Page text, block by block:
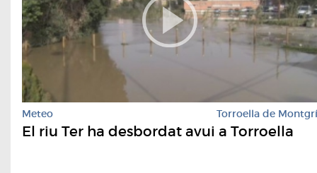
Meteo Torroella de Montgrí
El riu Ter ha desbordat avui a Torroella